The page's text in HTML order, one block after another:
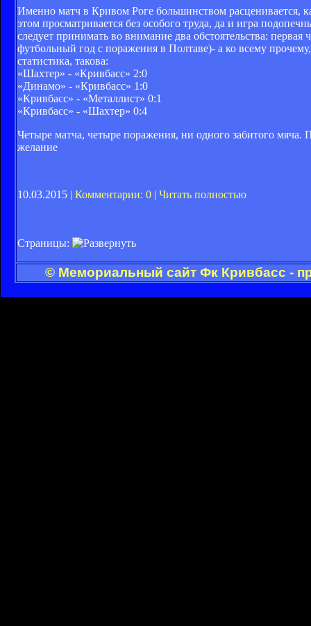
Именно матч в Кривом Роге большинством расценивается,
этом просматривается без особого труда, да и игра
следует принимать во внимание два обстоятельства:
футбольный год с поражения в Полтаве)- а ко всему
статистика, такова:
«Шахтер» - «Кривбасс» 2:0
«Динамо» - «Кривбасс» 1:0
«Кривбасс» - «Металлист» 0:1
«Кривбасс» - «Шахтер» 0:4
Четыре матча, четыре поражения, ни одного забитого
желание
10.03.2015 | Комментарии: 0 | Читать полностью
Страницы:
© Мемориальный сайт Фк Кривбасс -